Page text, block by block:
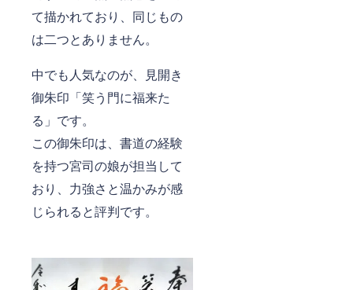
て描かれており、同じもの
は二つとありません。
中でも人気なのが、見開き
御朱印「笑う門に福来た
る」です。
この御朱印は、書道の経験
を持つ宮司の娘が担当して
おり、力強さと温かみが感
じられると評判です。